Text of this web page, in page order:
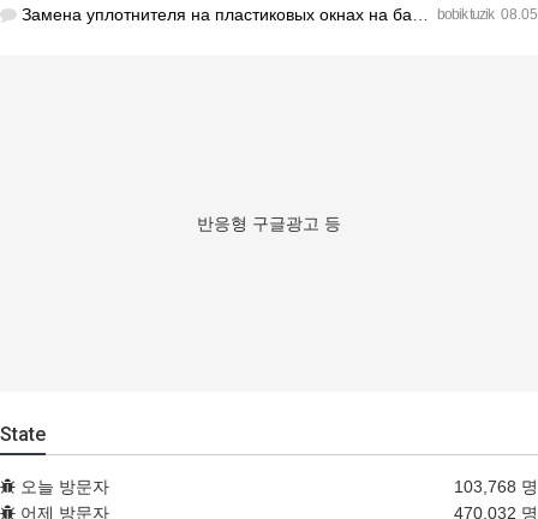
bobik tuzik 08.05
Замена уплотнителя на пластиковых окнах на балконе решила пр…
반응형 구글광고 등
State
오늘 방문자
103,768 명
어제 방문자
470,032 명